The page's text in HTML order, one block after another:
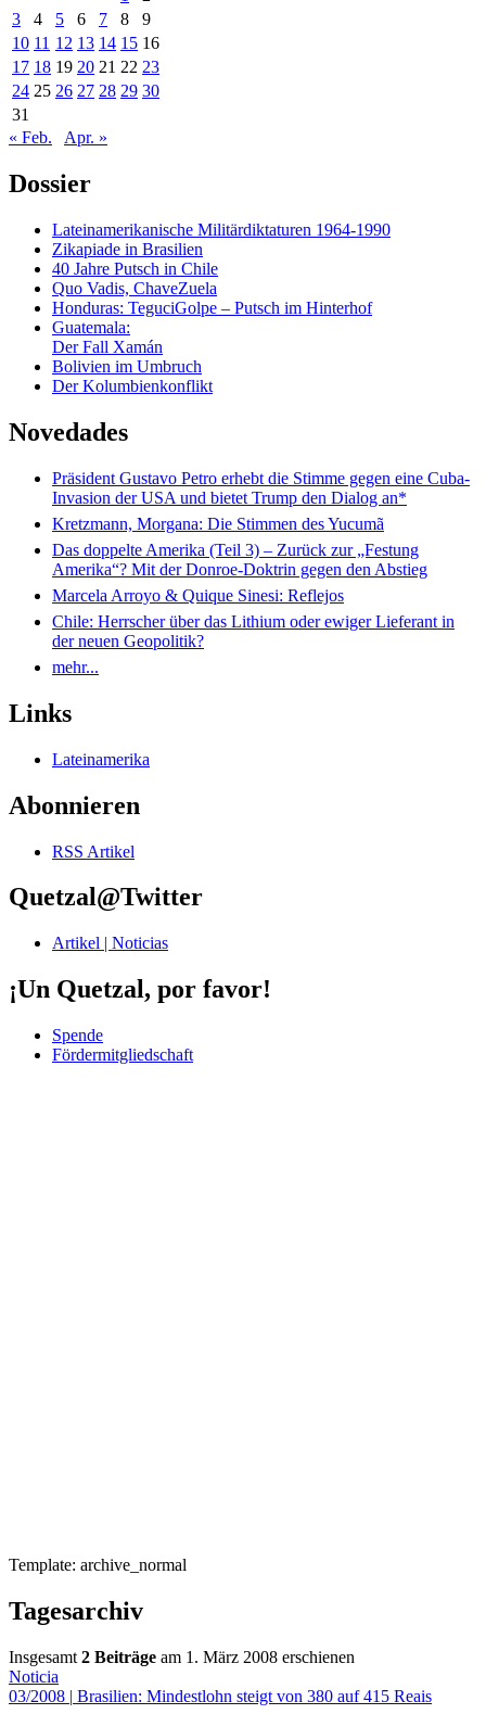
3
4 5 6 7 8
9
10 11 12 13 14 15 16
17 18 19 20 21 22 23
24 25 26 27 28 29 30
31
« Feb.
Apr. »
Dossier
Lateinamerikanische Militärdiktaturen 1964-1990
Zikapiade in Brasilien
40 Jahre Putsch in Chile
Quo Vadis, ChaveZuela
Honduras: TeguciGolpe – Putsch im Hinterhof
Guatemala:
Der Fall Xamán
Bolivien im Umbruch
Der Kolumbienkonflikt
Novedades
Präsident Gustavo Petro erhebt die Stimme gegen eine Cuba-
Invasion der USA und bietet Trump den Dialog an*
Kretzmann, Morgana: Die Stimmen des Yucumã
Das doppelte Amerika (Teil 3) – Zurück zur „Festung
Amerika“? Mit der Donroe-Doktrin gegen den Abstieg
Marcela Arroyo & Quique Sinesi: Reflejos
Chile: Herrscher über das Lithium oder ewiger Lieferant in
der neuen Geopolitik?
mehr...
Links
Lateinamerika
Abonnieren
RSS Artikel
Quetzal@Twitter
Artikel | Noticias
¡Un Quetzal, por favor!
Spende
Fördermitgliedschaft
Template: archive_normal
Tagesarchiv
Insgesamt 2 Beiträge am 1. März 2008 erschienen
Noticia
03/2008 | Brasilien: Mindestlohn steigt von 380 auf 415 Reais